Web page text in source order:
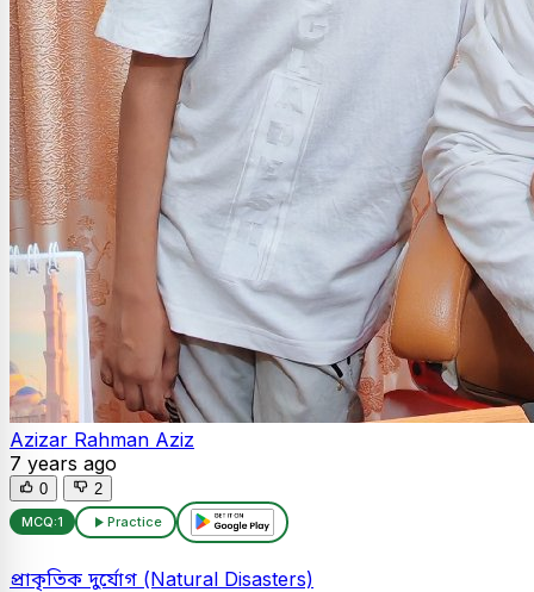
Azizar Rahman Aziz
7 years ago
0 2
MCQ:1 Practice
প্রাকৃতিক দুর্যোগ (Natural Disasters)